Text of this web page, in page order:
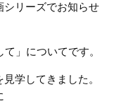
シリーズでお知らせ
」についてです。
学してきました。